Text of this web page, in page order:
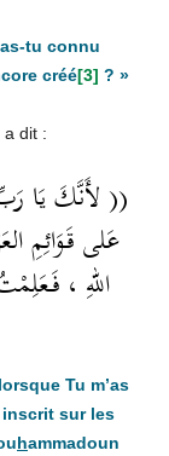
tu connu
créé[3] ? »
a dit :
(( لأَنَّكَ يَا
عَلى قَوَائِمِ
اللهِ ،
Tu m’as
inscrit sur les
hammadoun